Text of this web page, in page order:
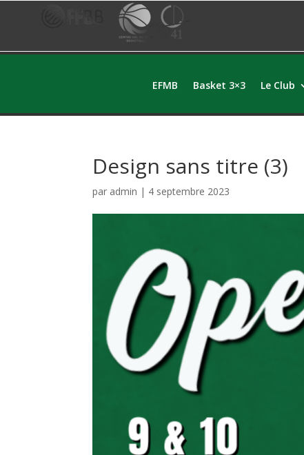
EFMB Basket 3×3 Le Club
Design sans titre (3)
par admin | 4 septembre 2023